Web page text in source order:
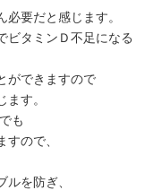
要だと感じます。
ビタミンＤ不足になる
ができますので
す。
も
ので、
ルを防ぎ、